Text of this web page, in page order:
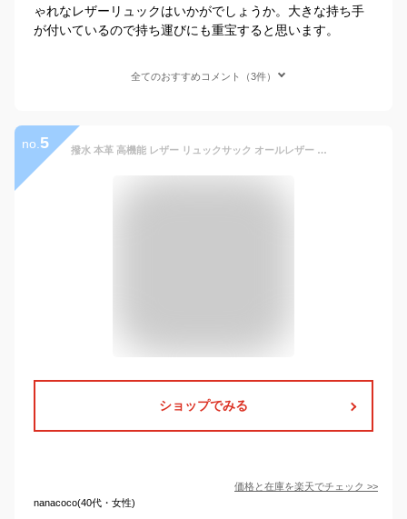
ゃれなレザーリュックはいかがでしょうか。大きな持ち手
が付いているので持ち運びにも重宝すると思います。
全てのおすすめコメント（3件）
no. 5 撥水 本革 高機能 レザー リュックサック オールレザー 大人リュック / ビジネスリュック pid 黒色 紺色 茶色 【 メンズ レディース 本革鞄 バックパック デイバッグ おしゃれ 通学 大容量 おしゃれ A4 軽量 軽い 30代 40代 50代 60代 人気 ファッション ブランド 旅行 】
ショップでみる
価格と在庫を楽天でチェック >>
nanacoco(40代・女性)